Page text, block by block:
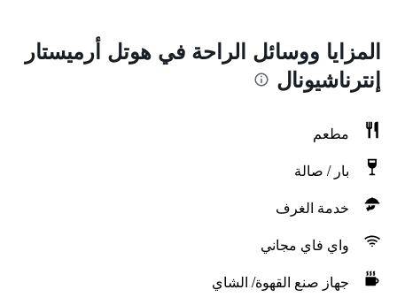
المزايا ووسائل الراحة في هوتل أرميستار
إنترناشيونال
مطعم
بار / صالة
خدمة الغرف
واي فاي مجاني
جهاز صنع القهوة/ الشاي